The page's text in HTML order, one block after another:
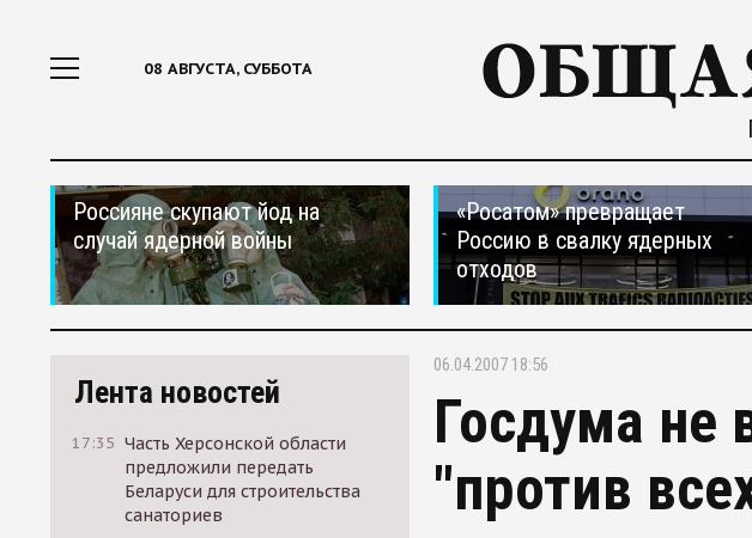
08 АВГУСТА, СУББОТА
Россияне скупают йод на
случай ядерной войны
«Росатом» превращает
Россию в свалку ядерных
отходов
Лента новостей
17:35 Часть Херсонской области
предложили передать
Беларуси для строительства
санаториев
06.04.2007 18:56
Госдума не
"против